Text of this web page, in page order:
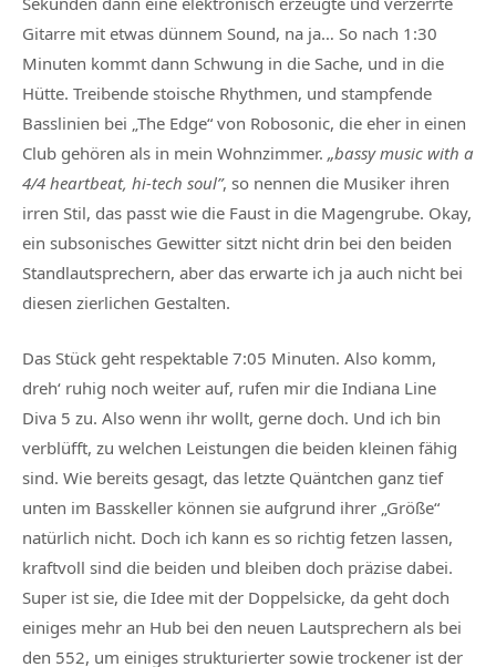
Gitarre mit etwas dünnem Sound, na ja… So nach 1:30
Minuten kommt dann Schwung in die Sache, und in die
Hütte. Treibende stoische Rhythmen, und stampfende
Basslinien bei „The Edge“ von Robosonic, die eher in einen
Club gehören als in mein Wohnzimmer. „bassy music with a
4/4 heartbeat, hi-tech soul”, so nennen die Musiker ihren
irren Stil, das passt wie die Faust in die Magengrube. Okay,
ein subsonisches Gewitter sitzt nicht drin bei den beiden
Standlautsprechern, aber das erwarte ich ja auch nicht bei
diesen zierlichen Gestalten.
Das Stück geht respektable 7:05 Minuten. Also komm,
dreh‘ ruhig noch weiter auf, rufen mir die Indiana Line
Diva 5 zu. Also wenn ihr wollt, gerne doch. Und ich bin
verblüfft, zu welchen Leistungen die beiden kleinen fähig
sind. Wie bereits gesagt, das letzte Quäntchen ganz tief
unten im Basskeller können sie aufgrund ihrer „Größe“
natürlich nicht. Doch ich kann es so richtig fetzen lassen,
kraftvoll sind die beiden und bleiben doch präzise dabei.
Super ist sie, die Idee mit der Doppelsicke, da geht doch
einiges mehr an Hub bei den neuen Lautsprechern als bei
den 552, um einiges strukturierter sowie trockener ist der